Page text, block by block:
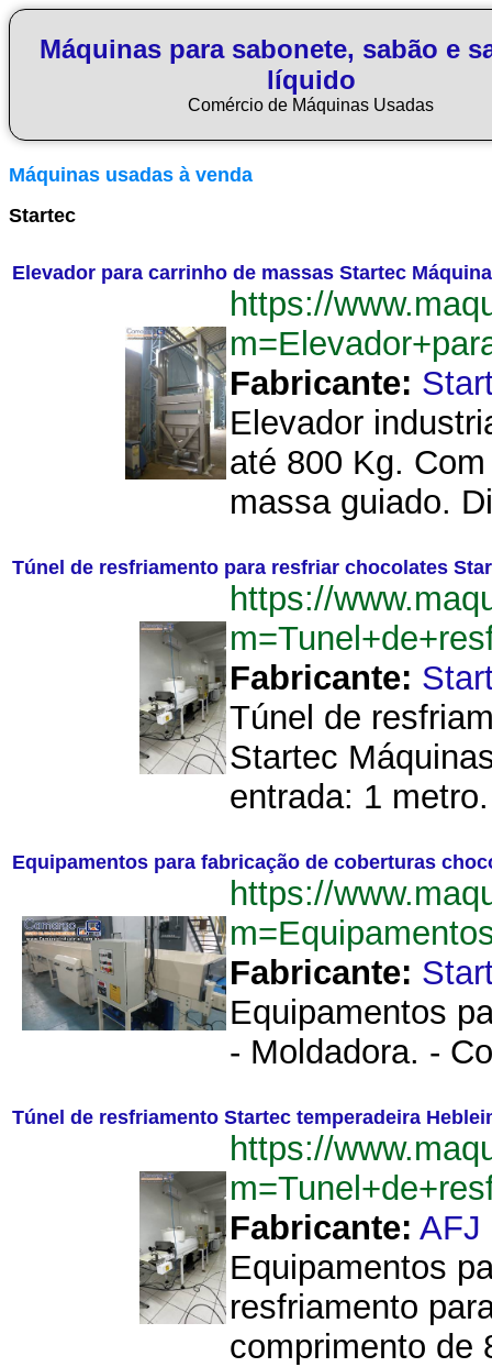
Máquinas para sabonete, sabão e
líquido
Comércio de Máquinas Usadas
Máquinas usadas à venda
Startec
Elevador para carrinho de massas Startec
https://
Fabricante:
Elevador
até 800 Kg.
massa guiado.
Túnel de resfriamento para resfriar chocolates
https://
Fabricante:
Túnel de
Startec
entrada: 1
Equipamentos para fabricação de coberturas
https://
Fabricante:
Equipamentos
- Moldadora. -
Túnel de resfriamento Startec temperadeira
https://
Fabricante: AFJ
Equipamentos
resfriamento
comprimento de